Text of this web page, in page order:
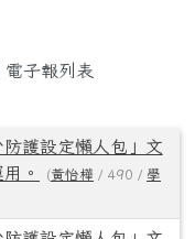
電子報列表
防護設定懶人包」文
。
(黃怡樺 / 490 / 學